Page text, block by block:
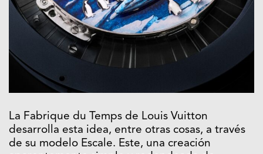
La Fabrique du Temps de Louis Vuitton
desarrolla esta idea, entre otras cosas, a través
de su modelo Escale. Este, una creación